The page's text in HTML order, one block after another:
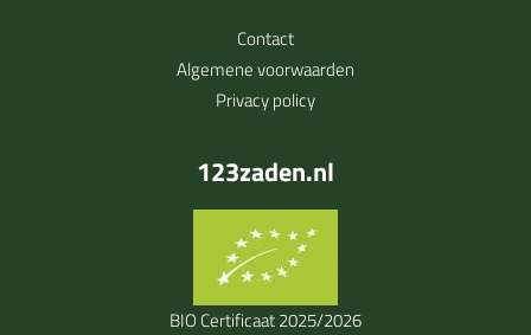
Contact
Algemene voorwaarden
Privacy policy
123zaden.nl
BIO Certificaat 2025/2026